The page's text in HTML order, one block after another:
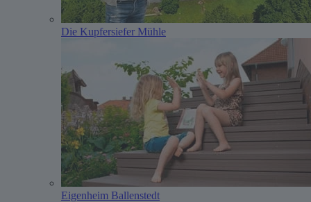
Die Kupfersiefer Mühle
Eigenheim Ballenstedt